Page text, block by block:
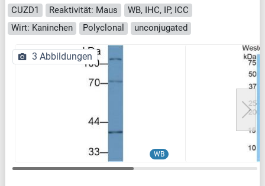
CUZD1 Reaktivität: Maus
WB, IHC, IP, ICC
Wirt: Kaninchen
Polyclonal unconjugated
WB
3 Abbildungen